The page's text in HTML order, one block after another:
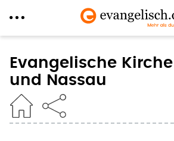
zum
Inhalt
Evangelische
und Nassau